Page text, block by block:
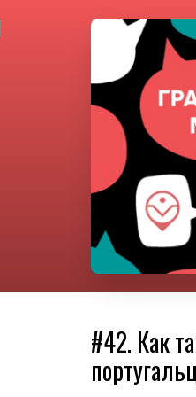
#42. Как